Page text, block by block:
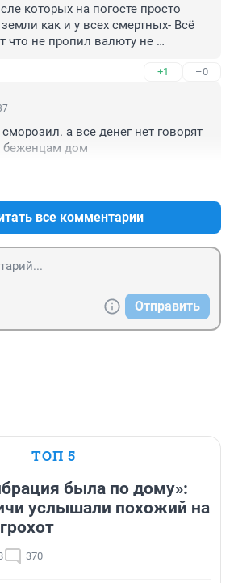
которых на погосте просто
как и у всех смертных- Всё
что не пропил валюту не
+1 –0
а все денег нет говорят
беженцам дом
все комментарии
Отправить
ТОП 5
была по дому»:
услышали похожий на
370